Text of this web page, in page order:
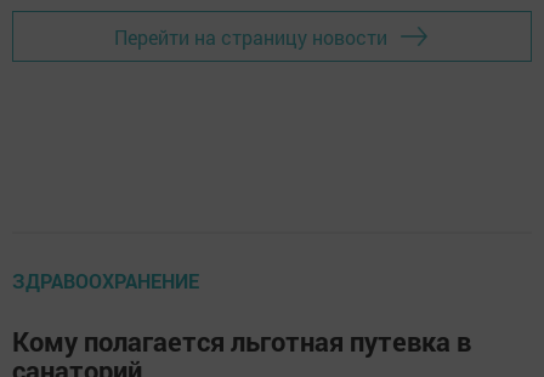
Перейти на страницу новости
ЗДРАВООХРАНЕНИЕ
Кому полагается льготная путевка в